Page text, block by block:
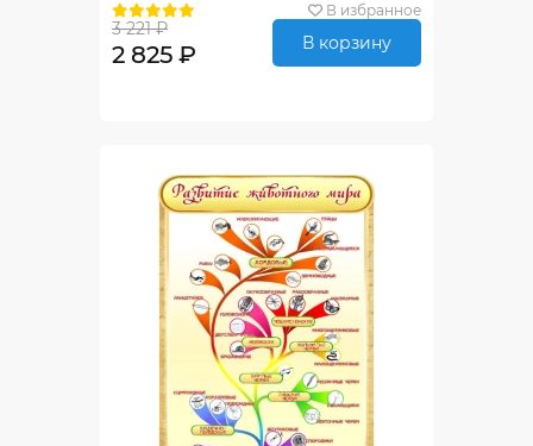
В избранное
3 221 ₽
2 825 ₽ В корзину